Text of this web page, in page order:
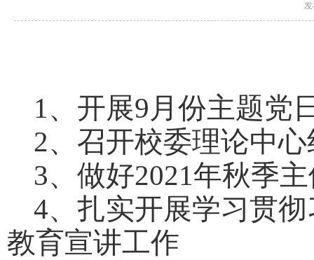
1、开展9月份主题党
2、召开校委理论中
3、做好2021年秋季
4、扎实开展学习贯
教育宣讲工作